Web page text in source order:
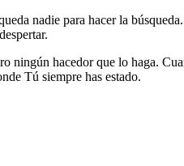
nadie para hacer la
ningún hacedor que lo haga.
Tú siempre has estado.